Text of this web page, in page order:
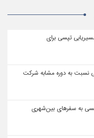
تپسی برای
نسبت به دوره مشابه شرکت
به سفرهای بین‌شهری